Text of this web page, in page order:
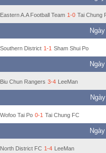
Eastern A.A Football Team 1-0 Tai Chung
Southern District 1-1 Sham Shui Po
Biu Chun Rangers 3-4 LeeMan
Wofoo Tai Po 0-1 Tai Chung FC
North District FC 1-4 LeeMan